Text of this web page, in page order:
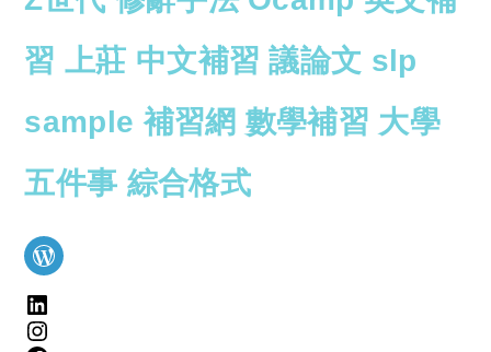
習 上莊 中文補習 議論文 slp
sample 補習網 數學補習 大學
五件事 綜合格式
WordPress
LinkedIn
Instagram